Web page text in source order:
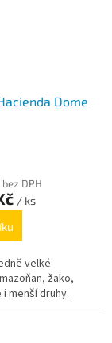
Dome
DPH
/ ks
velké
žako,
i menší druhy.